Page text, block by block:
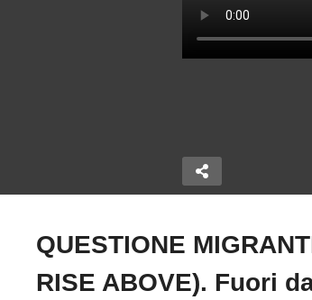
Copy Embed Code
Silver
NUOVE TENSIONI ALLA
RITORNO DEGLI ANNI
QUESTIONE
RISE ABOVE). Fuori